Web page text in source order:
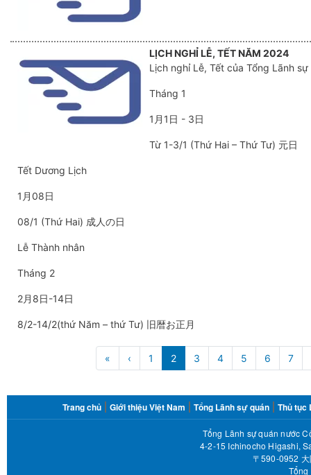
LỊCH NGHỈ LỄ, TẾT NĂM 2024
Lịch nghỉ Lễ, Tết của Tổng Lãnh
Tháng 1
1月1日 - 3日
Từ 1-3/1 (Thứ Hai – Thứ Tư) 元日
Tết Dương Lịch
1月08日
08/1 (Thứ Hai) 成人の日
Lễ Thành nhân
Tháng 2
2月8日-14日
8/2-14/2(thứ Năm – thứ Tư) 旧暦お正月
« First
page
‹ Trang
trước
1 2 3 4 5 6 7
MENU
Trang chủ Giới thiệu Việt Nam Tổng Lãnh sự quán Thủ tục
Tổng Lãnh sự quán nước
4-2-15 Ichinocho Higashi,
〒590-0952